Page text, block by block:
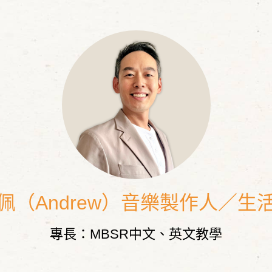
（Andrew）音樂製作人／生
專長：MBSR中文、英文教學